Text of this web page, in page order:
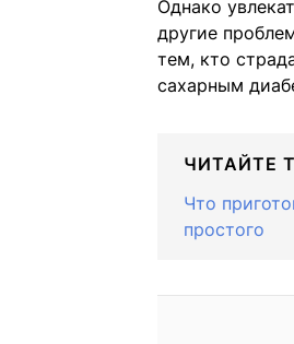
Однако
другие
тем, кто
сахарным
ЧИТАЙТЕ
Что
простого